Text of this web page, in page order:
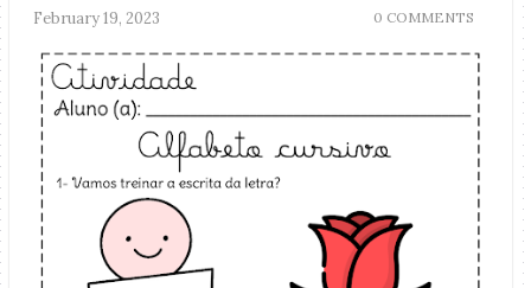
February 19, 2023 0 COMMENTS